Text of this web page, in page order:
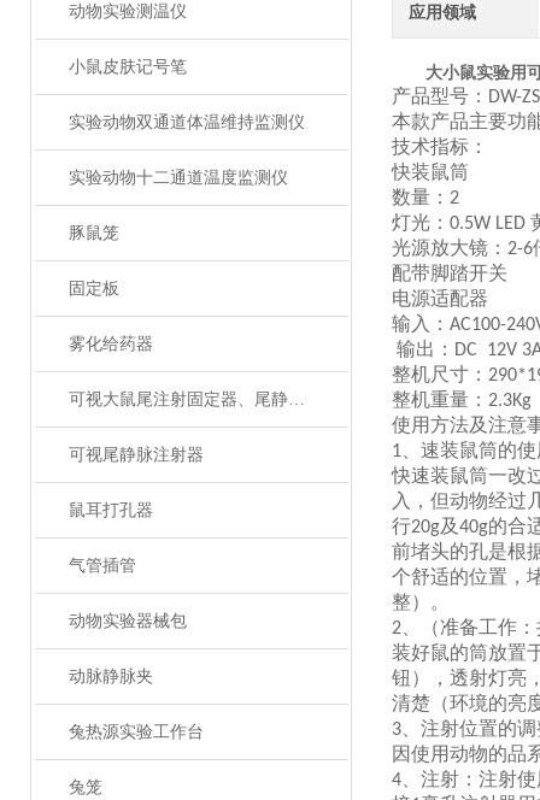
动物实验测温仪
小鼠皮肤记号笔
实验动物双通道体温维持监测仪
实验动物十二通道温度监测仪
豚鼠笼
固定板
雾化给药器
可视大鼠尾注射固定器、尾静脉注射
可视尾静脉注射器
鼠耳打孔器
气管插管
动物实验器械包
动脉静脉夹
兔热源实验工作台
兔笼
应用领域
大小鼠实验用
产品型号： DW-
本款产品主要功
技术指标：
快装鼠筒
数量： 2
灯光： 0.5W LED
光源放大镜： 2-6
配带脚踏开关
电源适配器
输入： AC100-
输出： DC 12V
整机尺寸：
整机重量： 2.3Kg
使用方法及注意
1
速装鼠筒的
快速装鼠筒一改
入，但动物经过
行20g及40g的合
前堵头的孔是根
个舒适的位置，
整）。
2
（准备工作
装好鼠的筒放置
钮）
，透射灯亮
清楚（环境的亮
3
注射位置的
因使用动物的品
4
注射：注射